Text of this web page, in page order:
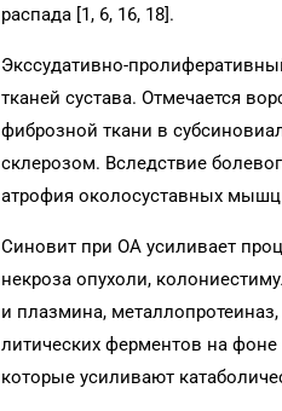
распада [1, 6, 16, 18].
Экссудативно-
тканей сустава. Отмечается
фиброзной ткани в
склерозом. Вследствие
атрофия околосуставных мышц
Синовит при ОА усиливает
некроза опухоли,
и плазмина,
литических ферментов на
которые усиливают